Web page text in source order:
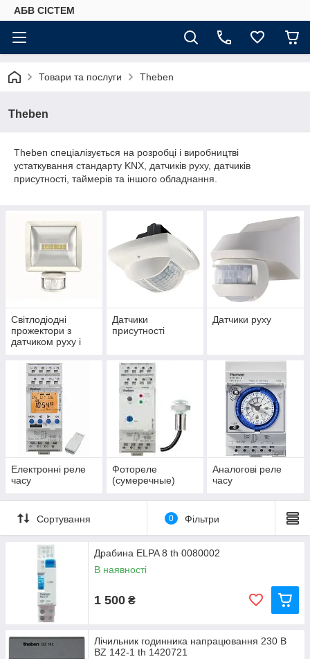
АБВ СІСТЕМ
Товари та послуги Theben
Theben
Theben спеціалізується на розробці і виробництві
устаткування стандарту KNX, датчиків руху, датчиків
присутності, таймерів та іншого обладнання.
Світлодіодні
прожектори з
датчиком руху і
Датчики
присутності
Датчики руху
Електронні реле
часу
Фотореле
(сумеречные)
Аналогові реле
часу
Сортування 0 Фільтри
Драбина ELPA 8 th 0080002
В наявності
1 500 ₴
Лічильник годинника напрацювання 230 В
BZ 142-1 th 1420721